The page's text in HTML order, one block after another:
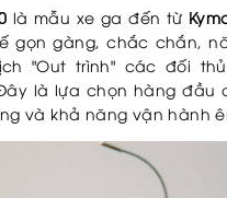
là mẫu xe ga đến từ
gọn gàng, chắc chắn,
"Out trình" các đối
là lựa chọn hàng đầu
và khả năng vận hành